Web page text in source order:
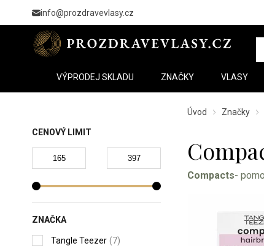
info@prozdravevlasy.cz
VÝPRODEJ SKLADU ZNAČKY VLASY
CENOVÝ LIMIT
ZNAČKA
Tangle Teezer (7)
Úvod Značky
Compacts-